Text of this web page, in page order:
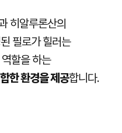
히알루론산의
필로가 힐러는
할을 하는
한 환경을 제공합니다.